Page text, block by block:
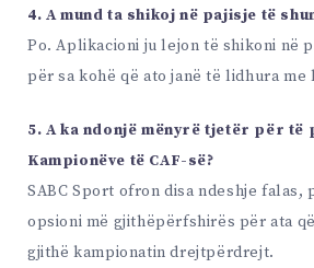
4. A mund ta shikoj në pajisje të
Po. Aplikacioni ju lejon të shikoni në
për sa kohë që ato janë të lidhura me
5. A ka ndonjë mënyrë tjetër për të
Kampionëve të CAF-së?
SABC Sport ofron disa ndeshje falas,
opsioni më gjithëpërfshirës për ata
gjithë kampionatin drejtpërdrejt.